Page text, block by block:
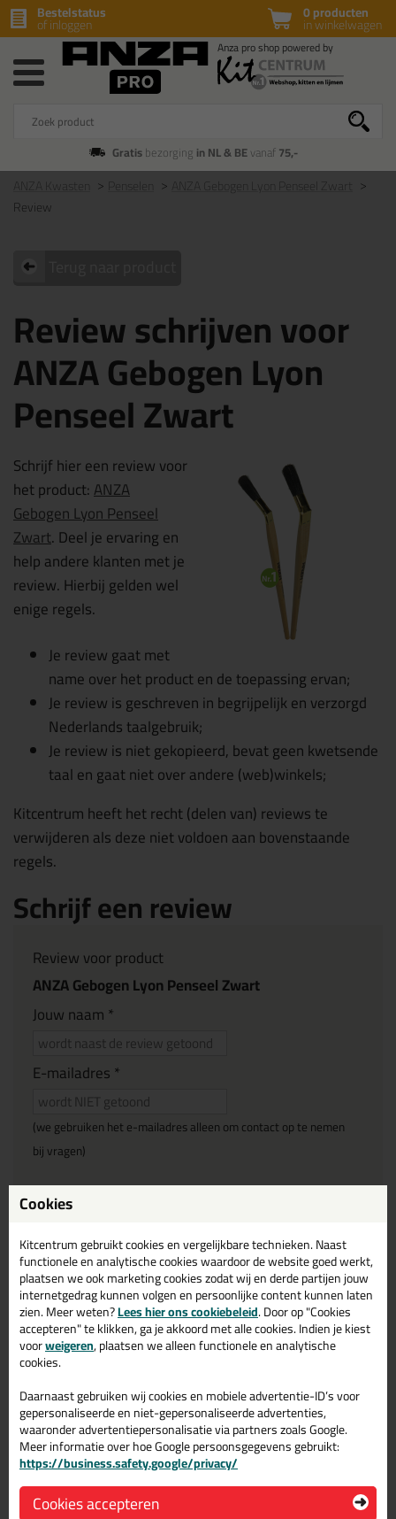
0 producten
in winkelwagen
Bestelstatus
of inloggen
Gratisbezorging in NL & BEvanaf75,-
ANZA Kwasten
ANZA Gebogen Lyon Penseel Zwart
Review
Review schrijven voor
ANZA Gebogen Lyon
Penseel Zwart
Schrijf hier een review voor
het product:ANZA
Gebogen Lyon Penseel
Zwart. Deel je ervaring en
help andere klanten met je
review. Hierbij gelden wel
enige regels.
Je review gaat met
name over het product en de toepassing ervan;
Je review is geschreven in begrijpelijk en verzorgd
Nederlands taalgebruik;
Je review is niet gekopieerd, bevat geen kwetsende
taal en gaat niet over andere (web)winkels;
Kitcentrum heeft het recht (delen van) reviews te
verwijderen als deze niet voldoen aan bovenstaande
regels.
Schrijf een review
Review voor product
ANZA Gebogen Lyon Penseel Zwart
Jouw naam *
E-mailadres *
(we gebruiken het e-mailadres alleen om contact op te nemen
bij vragen)
Reviewtitel *
Je ervaring
Beoordeling
Zou jij dit product aanbevelen bij anderen?
ja
nee
Cookies
Kitcentrum gebruikt cookies en vergelijkbare technieken. Naast
functionele en analytische cookies waardoor de website goed werkt,
plaatsen we ook marketing cookies zodat wij en derde partijen jouw
internetgedrag kunnen volgen en persoonlijke content kunnen laten
zien. Meer weten?Lees hier ons cookiebeleid. Door op "Cookies
accepteren" te klikken, ga je akkoord met alle cookies. Indien je kiest
voorweigeren, plaatsen we alleen functionele en analytische
cookies.
Daarnaast gebruiken wij cookies en mobiele advertentie-ID’s voor
gepersonaliseerde en niet-gepersonaliseerde advertenties,
waaronder advertentiepersonalisatie via partners zoals Google.
Meer informatie over hoe Google persoonsgegevens gebruikt:
https://business.safety.google/privacy/
Cookies accepteren